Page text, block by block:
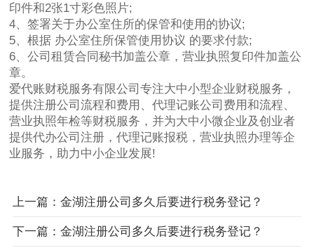
印件和2张1寸彩色照片;
4、签署关于办公室住所的保管和使用的协议;
5、根据 办公室住所保管使用协议 的要求付款;
6、公司租赁合同秘书加盖公章，营业执照复印件加盖公
章。
爱代账财税服务有限公司专注大中小型企业财税服务，
提供注册公司流程和费用、代理记账公司费用和流程、
营业执照年检等财税服务，并为大中小微企业及创业者
提供代办公司注册，代理记账报税，营业执照办理等企
业服务，助力中小企业发展!
上一篇：金湖注册公司多久后要进行税务登记？
下一篇：金湖注册公司多久后要进行税务登记？